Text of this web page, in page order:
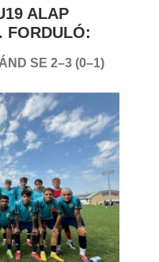
ALAP
FORDULÓ:
SE 2–3 (0–1)